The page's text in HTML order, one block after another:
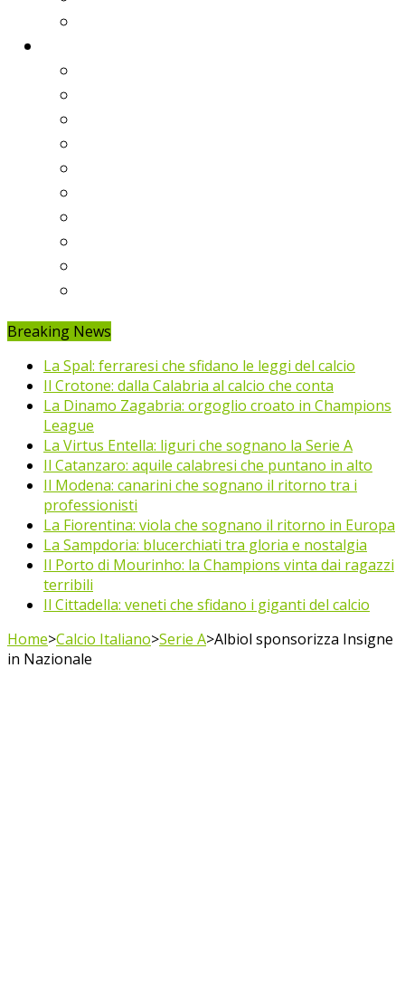
Breaking News
La Spal: ferraresi che sfidano le leggi del calcio
Il Crotone: dalla Calabria al calcio che conta
La Dinamo Zagabria: orgoglio croato in Champions
League
La Virtus Entella: liguri che sognano la Serie A
Il Catanzaro: aquile calabresi che puntano in alto
Il Modena: canarini che sognano il ritorno tra i
professionisti
La Fiorentina: viola che sognano il ritorno in Europa
La Sampdoria: blucerchiati tra gloria e nostalgia
Il Porto di Mourinho: la Champions vinta dai ragazzi
terribili
Il Cittadella: veneti che sfidano i giganti del calcio
Home>Calcio Italiano>Serie A>Albiol sponsorizza Insigne
in Nazionale